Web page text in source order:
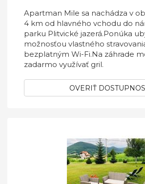
Apartman Mile sa nachádza v
4 km od hlavného vchodu do
parku Plitvické jazerá.Ponúka
možnosťou vlastného
bezplatným Wi-Fi.Na záhrade
zadarmo využívať gril.
OVERIŤ